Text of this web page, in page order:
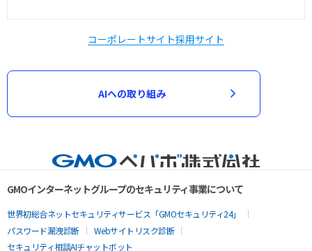
コーポレートサイト採用サイト
AIへの取り組み
GMOインターネットグループのセキュリティ事業について
世界初総合ネットセキュリティサービス「GMOセキュリティ24」
パスワード漏洩診断
Webサイトリスク診断
セキュリティ相談AIチャットボット